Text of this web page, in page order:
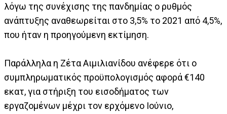
λόγω της συνέχισης της πανδημίας ο ρυθμός
ανάπτυξης αναθεωρείται στο 3,5% το 2021 από 4,5%,
που ήταν η προηγούμενη εκτίμηση.
Παράλληλα η Ζέτα Αιμιλιανίδου ανέφερε ότι ο
συμπληρωματικός προϋπολογισμός αφορά €140
εκατ, για στήριξη του εισοδήματος των
εργαζομένων μέχρι τον ερχόμενο Ιούνιο,